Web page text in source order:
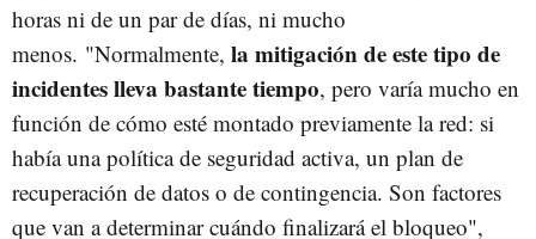
horas ni de un par de días, ni mucho
menos. "Normalmente, la mitigación de este tipo de
incidentes lleva bastante tiempo, pero varía mucho en
función de cómo esté montado previamente la red: si
había una política de seguridad activa, un plan de
recuperación de datos o de contingencia. Son factores
que van a determinar cuándo finalizará el bloqueo",